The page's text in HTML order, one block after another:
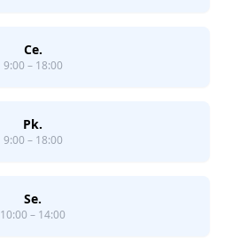
Ce.
9:00 – 18:00
Pk.
9:00 – 18:00
Se.
10:00 – 14:00